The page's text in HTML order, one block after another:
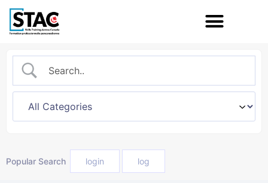
Popular Search login log